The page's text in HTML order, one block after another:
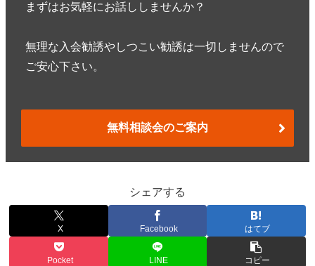
まずはお気軽にお話ししませんか？
無理な入会勧誘やしつこい勧誘は一切しませんので
ご安心下さい。
無料相談会のご案内
シェアする
X Facebook はてブ
Pocket LINE コピー